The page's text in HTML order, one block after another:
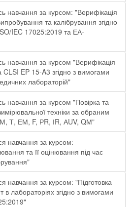
навчання за курсом: "Верифікація
та калібрування згідно
IEC 17025:2019 та ЕА-
навчання за курсом "Верифікація
CLSI EP 15-A3 згідно з вимогами
лабораторій"
навчання за курсом "Повірка та
техніки за обраним
Т, ЕМ, F, РR, ІR, АUV, QМ"
навчання за курсом:
та її оцінювання під час
навчання за курсом: "Підготовка
в лабораторіях згідно з вимогами